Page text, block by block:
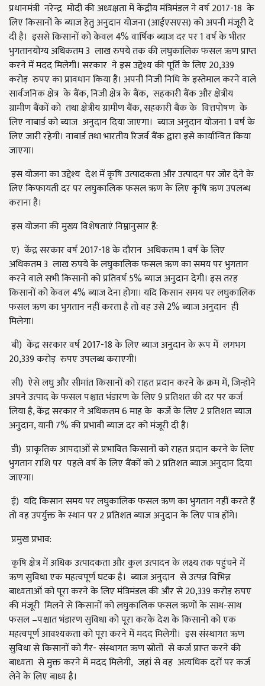
प्रधानमंत्री नरेन्‍द्र मोदी की अध्यक्षता में केंद्रीय मंत्रिमंडल ने वर्ष 2017-18 के
लिए किसानों के ब्याज हेतु अनुदान योजना (आईएसएस) को अपनी मंजूरी दे
दी है। इससे किसानों को केवल 4% वार्षिक ब्याज दर पर 1 वर्ष के भीतर
भुगतानयोग्य अधिकतम 3 लाख रुपये तक की लघुकालिक फसल ऋण प्राप्त
करने में मदद मिलेगी। सरकार ने इस उद्देश्य की पूर्ति के लिए 20,339
करोड़ रुपए का प्रावधान किया है। अपनी निजी निधि के इस्तेमाल करने वाले
सार्वजनिक क्षेत्र के बैंक, निजी क्षेत्र के बैंक, सहकारी बैंक और क्षेत्रीय
ग्रामीण बैंकों को तथा क्षेत्रीय ग्रामीण बैंक, सहकारी बैंक के वित्तपोषण के
लिए नाबार्ड को ब्याज अनुदान दिया जाएगा। ब्याज अनुदान योजना 1 वर्ष के
लिए जारी रहेगी। नाबार्ड तथा भारतीय रिजर्व बैंक द्वारा इसे कार्यान्वित किया
जाएगा।
इस योजना का उद्देश्य देश में कृषि उत्पादकता और उत्पादन पर जोर देने के
लिए किफायती दर पर लघुकालिक फसल ऋण के लिए कृषि ऋण उपलब्ध
कराना है।
इस योजना की मुख्य विशेषताएं निम्नानुसार हैं:
ए) केंद्र सरकार वर्ष 2017-18 के दौरान अधिकतम 1 वर्ष के लिए
अधिकतम 3 लाख रुपये के लघुकालिक फसल ऋण का समय पर भुगतान
करने वाले सभी किसानों को प्रतिवर्ष 5% ब्याज अनुदान देगी। इस तरह
किसानों को केवल 4% ब्याज देना होगा। यदि किसान समय पर लघुकालिक
फसल ऋण का भुगतान नहीं करता है तो वह उसे 2% ब्याज अनुदान ही
मिलेगा।
बी) केंद्र सरकार वर्ष 2017-18 के लिए ब्याज अनुदान के रूप में लगभग
20,339 करोड़ रुपए उपलब्ध कराएगी।
सी) ऐसे लघु और सीमांत किसानों को राहत प्रदान करने के क्रम में, जिन्होंने
अपने उत्पाद के फसल पश्चात भंडारण के लिए 9 प्रतिशत की दर पर कर्ज
लिया है, केंद्र सरकार ने अधिकतम 6 माह के कर्जे के लिए 2 प्रतिशत ब्याज
अनुदान, यानी 7% की प्रभावी ब्याज दर को मंजूरी दी है।
डी) प्राकृतिक आपदाओं से प्रभावित किसानों को राहत प्रदान करने के लिए
भुगतान राशि पर पहले वर्ष के लिए बैंकों को 2 प्रतिशत ब्याज अनुदान दिया
जाएगा।
ई) यदि किसान समय पर लघुकालिक फसल ऋण का भुगतान नहीं करते हैं
तो वह उपर्युक्त के स्थान पर 2 प्रतिशत ब्याज अनुदान के लिए पात्र होंगे।
प्रमुख प्रभाव:
कृषि क्षेत्र में अधिक उत्पादकता और कुल उत्पादन के लक्ष्य तक पहुंचने में
ऋण सुविधा एक महत्वपूर्ण घटक है। ब्याज अनुदान से उत्पन्न विभिन्न
बाध्यताओं को पूरा करने के लिए मंत्रिमंडल की और से 20,339 करोड़ रुपए
की मंजूरी मिलने से किसानों को लघुकालिक फसल ऋणों के साथ-साथ
फसल –पश्चात भंडारण सुविधा को पूरा करके देश के किसानों को एक
महत्वपूर्ण आवश्यकता को पूरा करने में मदद मिलेगी। इस संस्थागत ऋण
सुविधा से किसानों को गैर- संस्थागत ऋण स्रोतों से कर्ज प्राप्त करने की
बाध्यता से मुक्त करने में मदद मिलेगी, जहां से वह अत्यधिक दरों पर कर्ज
लेने के लिए बाध्य है।